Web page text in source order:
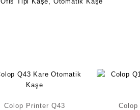
Colop Printer Q43